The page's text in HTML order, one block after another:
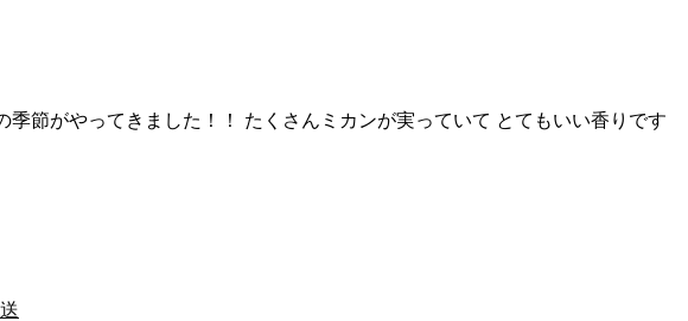
節がやってきました！！ たくさんミカンが実っていて とてもいい香りです